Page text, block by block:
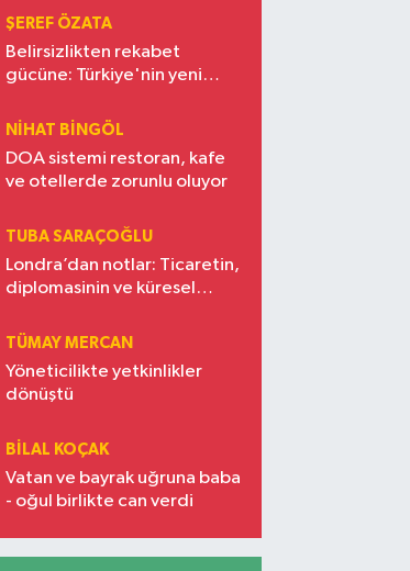
ŞEREF ÖZATA
Belirsizlikten rekabet
gücüne: Türkiye'nin yeni
NIHAT BINGÖL
DOA sistemi restoran, kafe
ve otellerde zorunlu oluyor
TUBA SARAÇOĞLU
Londra’dan notlar: Ticaretin,
diplomasinin ve küresel
Türkiye’nin yükselen gücü
TÜMAY MERCAN
Yöneticilikte yetkinlikler
dönüştü
BILAL KOÇAK
Vatan ve bayrak uğruna baba
- oğul birlikte can verdi